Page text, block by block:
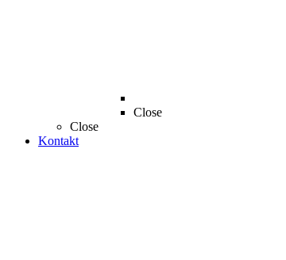
Close
Close
Kontakt